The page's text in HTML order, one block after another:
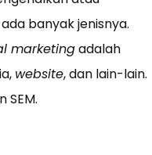
banyak jenisnya.
marketingadalah
website, dan lain-lain.
SEM.